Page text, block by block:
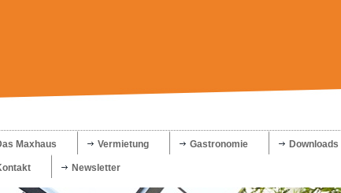
Maxhaus Vermietung Gastronomie Downloads
Newsletter